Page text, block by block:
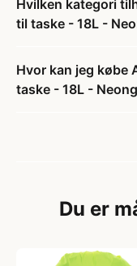
Hvilken kategori
til taske - 18L -
Hvor kan jeg købe
taske - 18L -
Du er